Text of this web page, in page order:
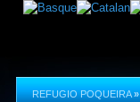
REFUGIO POQUEIRA »